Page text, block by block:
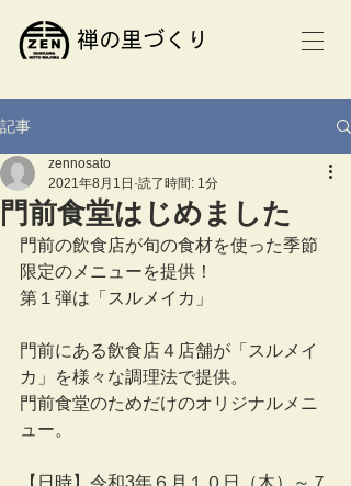
​禅の里づくり
記事
門前食堂はじめました
zennosato
2021年8月1日 読了時間: 1分
門前の飲食店が旬の食材を使った季節
限定のメニューを提供！
第１弾は「スルメイカ」
門前にある飲食店４店舗が「スルメイ
カ」を様々な調理法で提供。
門前食堂のためだけのオリジナルメニ
ュー。
【日時】令和3年６月１０日（木）～７